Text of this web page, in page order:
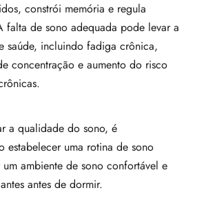
constrói memória e regula
falta de sono adequada pode levar a
saúde, incluindo fadiga crônica,
concentração e aumento do risco
a qualidade do sono, é
estabelecer uma rotina de sono
ambiente de sono confortável e
antes de dormir.